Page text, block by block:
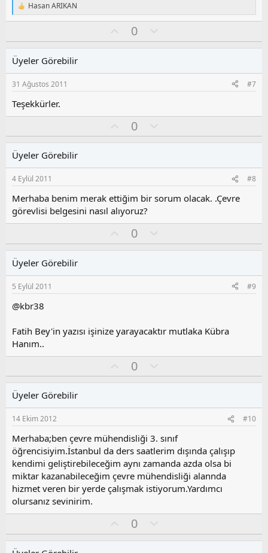
T
e
i
l
e
r
:
Hasan ARIKAN
y
0
l
s
u
o
l
Üyeler Görebilir
31 Ağustos 2011 #7
Teşekkürler.
y
0
l
s
u
z
y
a
Üyeler Görebilir
4 Eylül 2011 #8
Merhaba benim merak ettiğim bir sorum olacak. .Çevre
görevlisi belgesini nasıl alıyoruz?
y
0
l
s
u
y
a
Üyeler Görebilir
5 Eylül 2011 #9
@kbr38
Fatih Bey'in yazısı işinize yarayacaktır mutlaka Kübra
Hanım..
y
0
l
s
u
z
o
y
l
a
Üyeler Görebilir
14 Ekim 2012 #10
Merhaba;ben çevre mühendisliği 3. sınıf
öğrencisiyim.İstanbul da ders saatlerim dışında çalışıp
kendimi geliştirebileceğim aynı zamanda azda olsa bi
miktar kazanabileceğim çevre mühendisliği alannda
hizmet veren bir yerde çalışmak istiyorum.Yardımcı
olursanız sevinirim.
y
0
l